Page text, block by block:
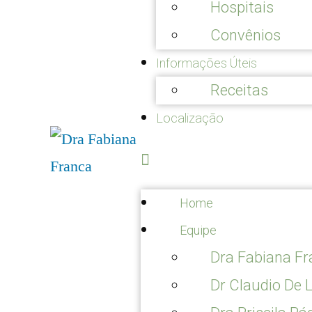
Hospitais
Convênios
Informações Úteis
Receitas
Localização
Home
Equipe
Dra Fabiana
Dr Claudio De